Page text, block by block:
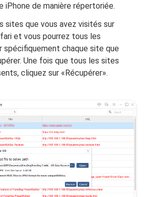
iPhone de manière répertoriée.
sites que vous avez visités sur
et vous pourrez tous les
spécifiquement chaque site que
Une fois que tous les sites
cliquez sur «Récupérer».